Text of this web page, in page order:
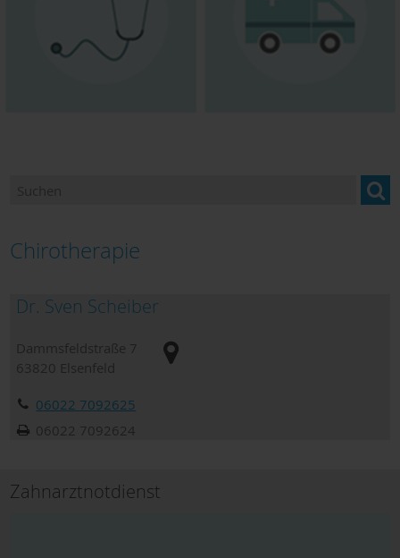
Ärzte und Therapeuten
Hilfen für Bedürftige
Hilfe in Notfällen
Kliniken
Sanitätshäuser
Chirotherapie
Dr. Sven Scheiber
Dammsfeldstraße 7
63820 Elsenfeld
06022 7092625
06022 7092624
Zahnarztnotdienst